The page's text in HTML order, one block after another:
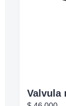
Valvula